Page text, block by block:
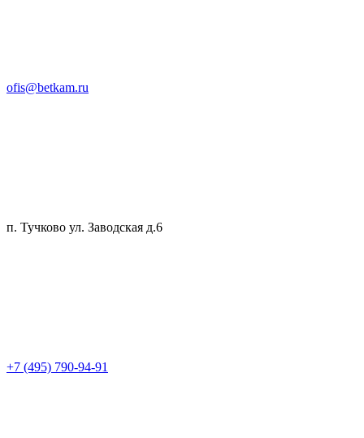
ofis@betkam.ru
п. Тучково ул. Заводская д.6
+7 (495) 790-94-91